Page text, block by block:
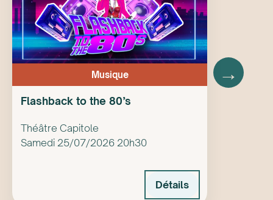
Musique
Flashback to the 80’s
Théâtre Capitole
Samedi 25/07/2026 20h30
Détails
→